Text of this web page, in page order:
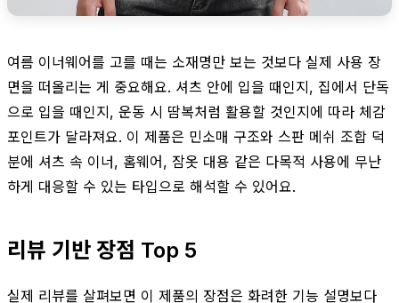
여름 이너웨어를 고를 때는 소재명만 보는 것보다 실제 사용 장
면을 떠올리는 게 중요해요. 셔츠 안에 입을 때인지, 집에서 단독
으로 입을 때인지, 운동 시 땀복처럼 활용할 것인지에 따라 체감
포인트가 달라져요. 이 제품은 민소매 구조와 스판 메쉬 조합 덕
분에 셔츠 속 이너, 홈웨어, 잠옷 대용 같은 다목적 사용에 무난
하게 대응할 수 있는 타입으로 해석할 수 있어요.
리뷰 기반 장점 Top 5
실제 리뷰를 살펴보면 이 제품의 장점은 화려한 기능 설명보다